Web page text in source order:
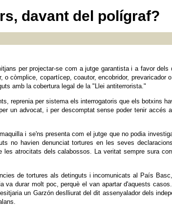
davant del polígraf?
per projectar-se com a jutge garantista i a favor
o còmplice, copartícep, coautor, encobridor,
amb la cobertura legal de la "Llei antiterrorista."
reprenia per sistema els interrogatoris que els botxins
un advocat, i per descomptat sense poder tenir
i se'ns presenta com el jutge que no podia
no havien denunciat tortures en les seves
atrocitats dels calabossos. La veritat sempre sura
de tortures als detinguts i incomunicats al País
durar molt poc, perquè el van apartar d'aquests
un Garzón deslliurat del dit assenyalador dels